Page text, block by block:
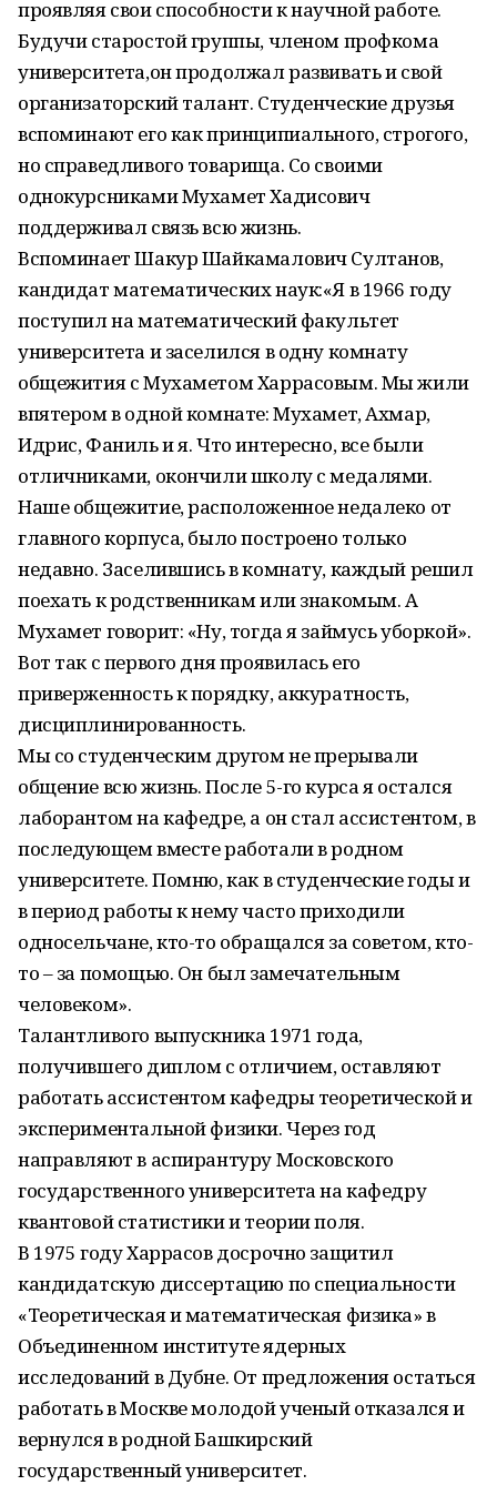
проявляя свои способности к научной работе.
Будучи старостой группы, членом профкома
университета,он продолжал развивать и свой
организаторский талант. Студенческие друзья
вспоминают его как принципиального, строгого,
но справедливого товарища. Со своими
однокурсниками Мухамет Хадисович
поддерживал связь всю жизнь.
Вспоминает Шакур Шайкамалович Султанов,
кандидат математических наук:«Я в 1966 году
поступил на математический факультет
университета и заселился в одну комнату
общежития с Мухаметом Харрасовым. Мы жили
впятером в одной комнате: Мухамет, Ахмар,
Идрис, Фаниль и я. Что интересно, все были
отличниками, окончили школу с медалями.
Наше общежитие, расположенное недалеко от
главного корпуса, было построено только
недавно. Заселившись в комнату, каждый решил
поехать к родственникам или знакомым. А
Мухамет говорит: «Ну, тогда я зай­мусь уборкой».
Вот так с первого дня проявилась его
приверженность к порядку, аккуратность,
дисциплинированность.
Мы со студенческим другом не прерывали
общение всю жизнь. После 5-го курса я остался
лаборантом на кафедре, а он стал ассистентом, в
последующем вместе работали в родном
университете. Помню, как в студенческие годы и
в период работы к нему часто приходили
односельчане, кто-то обращался за советом, кто-
то – за помощью. Он был замечательным
человеком».
Талантливого выпускника 1971 года,
получившего диплом с отличием, оставляют
работать ассистентом кафедры теоретической и
экспериментальной физики. Через год
направляют в аспирантуру Московского
государственного университета на кафедру
квантовой статистики и теории поля.
В 1975 году Харрасов досрочно защитил
кандидатскую диссертацию по специальности
«Теоретическая и математическая физика» в
Объединенном институте ядерных
исследований в Дубне. От предложения остаться
работать в Москве молодой ученый отказался и
вернулся в родной Башкирский
государственный университет.